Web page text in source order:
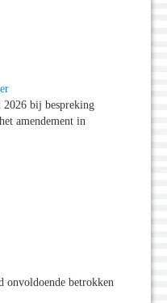
2026 bij bespreking
amendement in
onvoldoende betrokken